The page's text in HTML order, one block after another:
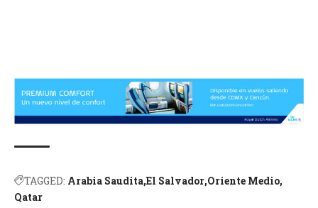
TAGGED: Arabia Saudita El Salvador Oriente Medio
Qatar